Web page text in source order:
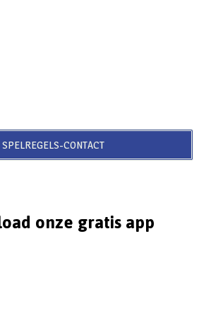
SPELREGELS-CONTACT
onze gratis app